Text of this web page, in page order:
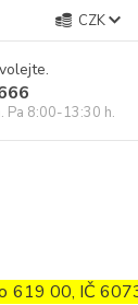
CZK
Pa 8:00-13:30 h.
619 00, IČ